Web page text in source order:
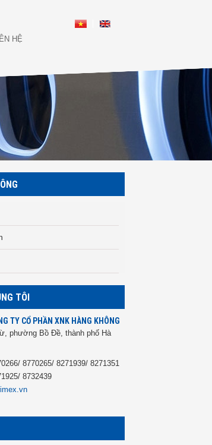
HỆ
TÔI
TY CỔ PHẦN XNK HÀNG KHÔNG
phường Bồ Đề, thành phố Hà
8770265/ 8271939/ 8271351
8732439